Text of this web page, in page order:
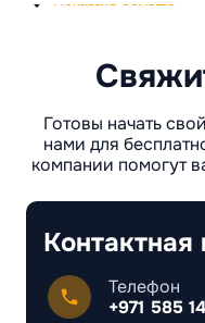
Готовы начать
нами для
компании помогут
Телефон
+971 585